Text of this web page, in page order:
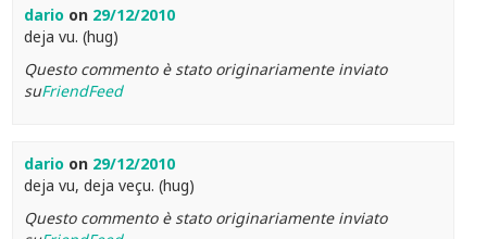
darioon 29/12/2010
deja vu. (hug)
Questo commento è stato originariamente inviato
suFriendFeed
darioon 29/12/2010
deja vu, deja veçu. (hug)
Questo commento è stato originariamente inviato